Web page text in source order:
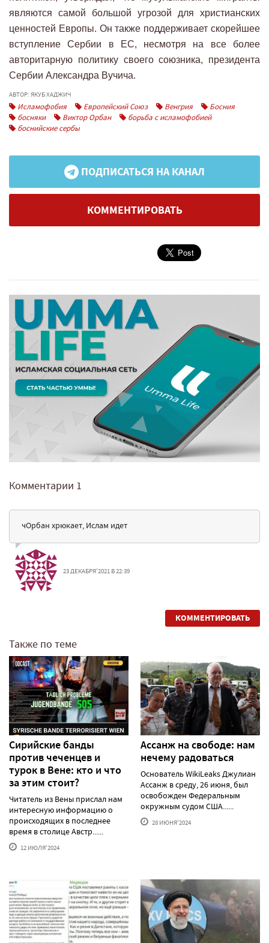
являются самой большой угрозой для христианских
ценностей Европы. Он также поддерживает скорейшее
вступление Сербии в ЕС, несмотря на все более
авторитарную политику своего союзника, президента
Сербии Александра Вучича.
АВТОР: ЯКУБ ХАДЖИЧ
Исламофобия Европейский Союз Венгрия
Босния
босняки
Виктор Орбан
борьба с исламофобией
боснийские сербы
ПОДПИСАТЬСЯ НА КАНАЛ
КОММЕНТИРОВАТЬ
Комментарии 1
чОрбан хрюкает, Ислам идет
23 ДЕКАБРЯ'2021 В 22:39
КОММЕНТИРОВАТЬ
Также по теме
Сирийские банды
против чеченцев и
турок в Вене: кто и что
за этим стоит?
Читатель из Вены прислал нам
интересную информацию о
происходящих в последнее
время в столице Австр......
12 ИЮЛЯ'2024
Ассанж на свободе: нам
нечему радоваться
Основатель WikiLeaks Джулиан
Ассанж в среду, 26 июня, был
освобожден Федеральным
окружным судом США......
28 ИЮНЯ'2024